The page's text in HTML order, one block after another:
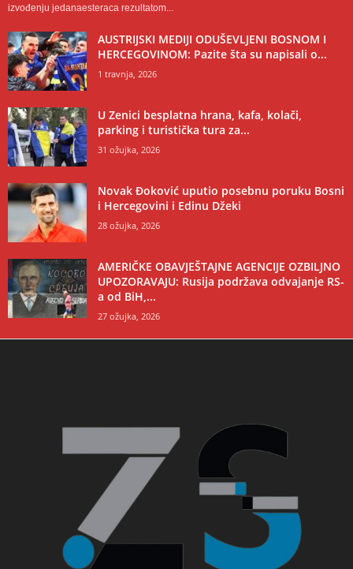
izvođenju jedanaesteraca rezultatom...
AUSTRIJSKI MEDIJI ODUŠEVLJENI BOSNOM I
HERCEGOVINOM: Pazite šta su napisali o...
1 travnja, 2026
U Zenici besplatna hrana, kafa, kolači,
parking i turistička tura za...
31 ožujka, 2026
Novak Đoković uputio posebnu poruku Bosni
i Hercegovini i Edinu Džeki
28 ožujka, 2026
AMERIČKE OBAVJEŠTAJNE AGENCIJE OZBILJNO
UPOZORAVAJU: Rusija podržava odvajanje RS-
a od BiH,...
27 ožujka, 2026